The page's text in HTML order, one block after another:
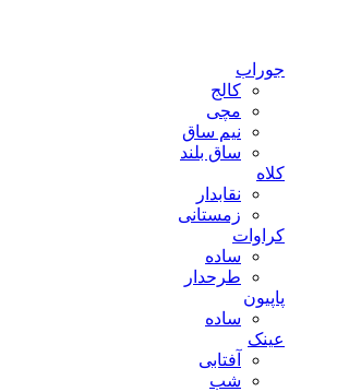
جوراب
کالج
مچی
نیم ساق
ساق بلند
کلاه
نقابدار
زمستانی
کراوات
ساده
طرحدار
پاپیون
ساده
عینک
آفتابی
شب